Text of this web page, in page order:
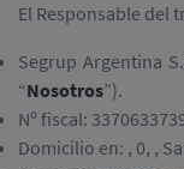
El Responsable del
Segrup Argentina
“Nosotros”).
Nº fiscal:
Domicilio en: , 0, ,